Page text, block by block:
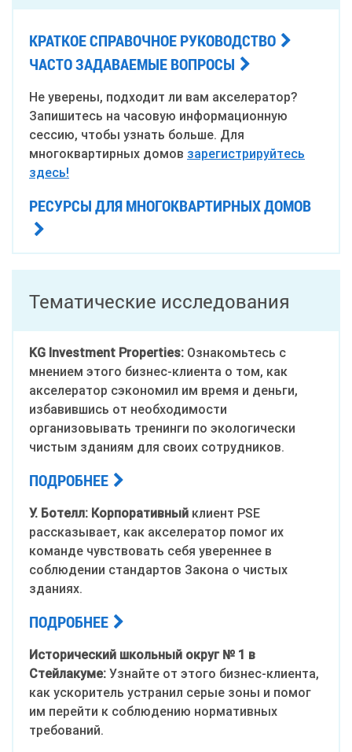
КРАТКОЕ СПРАВОЧНОЕ РУКОВОДСТВО
ЧАСТО ЗАДАВАЕМЫЕ ВОПРОСЫ
Не уверены, подходит ли вам акселератор?
Запишитесь на часовую информационную
сессию, чтобы узнать больше. Для
многоквартирных домов зарегистрируйтесь
здесь!
РЕСУРСЫ ДЛЯ МНОГОКВАРТИРНЫХ ДОМОВ
Тематические исследования
KG Investment Properties: Ознакомьтесь с
мнением этого бизнес-клиента о том, как
акселератор сэкономил им время и деньги,
избавившись от необходимости
организовывать тренинги по экологически
чистым зданиям для своих сотрудников.
ПОДРОБНЕЕ
У. Ботелл: Корпоративный клиент PSE
рассказывает, как акселератор помог их
команде чувствовать себя увереннее в
соблюдении стандартов Закона о чистых
зданиях.
ПОДРОБНЕЕ
Исторический школьный округ № 1 в
Стейлакуме: Узнайте от этого бизнес-клиента,
как ускоритель устранил серые зоны и помог
им перейти к соблюдению нормативных
требований.